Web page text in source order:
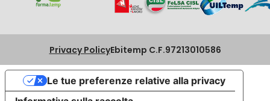
Privacy PolicyEbitemp C.F.97213010586
Le tue preferenze relative alla privacy